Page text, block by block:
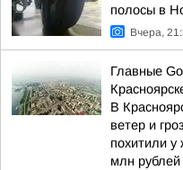
полосы в
Вчера,
Главные
В
ветер и
похитили у
млн